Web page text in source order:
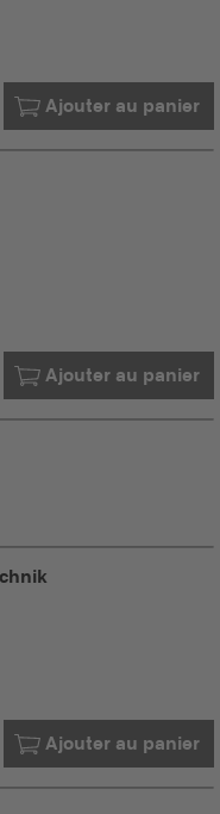
Ajouter au panier
Déjà dans votre
Ajouter au panier
Déjà dans votre
Ajouter au panier
Déjà dans votre